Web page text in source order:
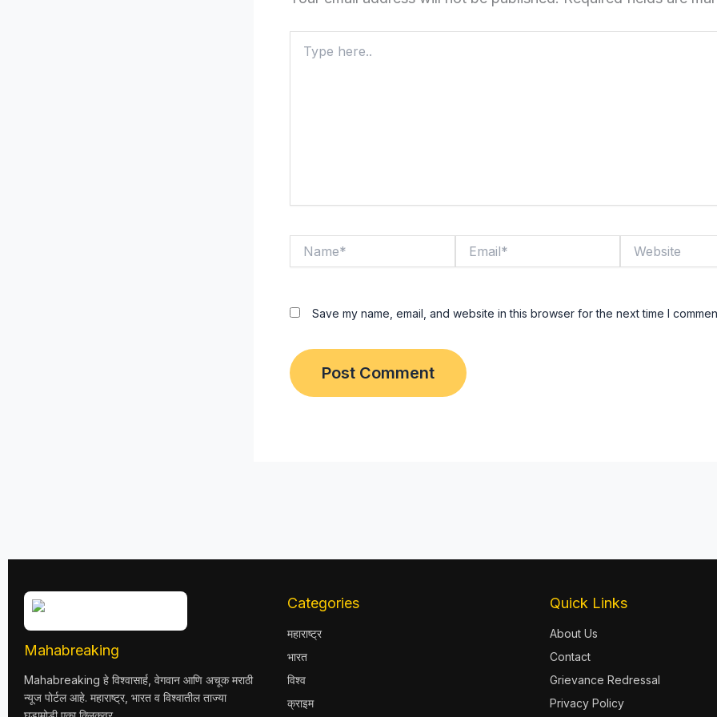
here..
Save my name, email, and website in this browser for the next time I
Mahabreaking
Mahabreaking हे विश्वासार्ह, वेगवान आणि अचूक मराठी
न्यूज पोर्टल आहे. महाराष्ट्र, भारत व विश्वातील ताज्या
Categories
महाराष्ट्र
भारत
विश्व
क्राइम
Quick Links
About Us
Contact
Grievance Redressal
Privacy Policy